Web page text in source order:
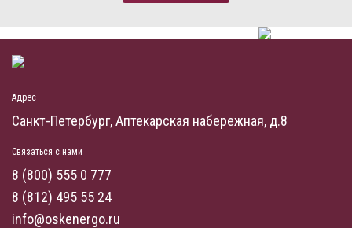
Адрес
Санкт-Петербург, Аптекарская набережная, д.8
Связаться с нами
8 (800) 555 0 777
8 (812) 495 55 24
info@oskenergo.ru